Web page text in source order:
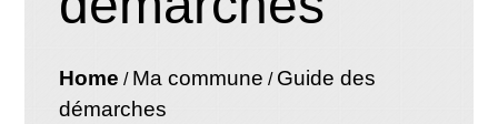
Home / Ma commune / Guide des
démarches